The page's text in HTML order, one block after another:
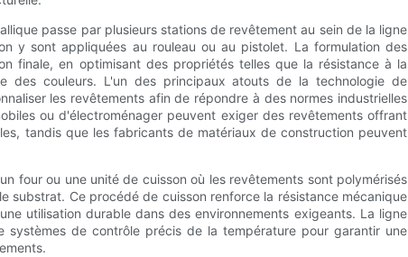
passe par plusieurs stations de revêtement au sein de la ligne
y sont appliquées au rouleau ou au pistolet. La formulation des
finale, en optimisant des propriétés telles que la résistance à la
des couleurs. L'un des principaux atouts de la technologie de
les revêtements afin de répondre à des normes industrielles
ou d'électroménager peuvent exiger des revêtements offrant
tandis que les fabricants de matériaux de construction peuvent
four ou une unité de cuisson où les revêtements sont polymérisés
substrat. Ce procédé de cuisson renforce la résistance mécanique
utilisation durable dans des environnements exigeants. La ligne
de contrôle précis de la température pour garantir une